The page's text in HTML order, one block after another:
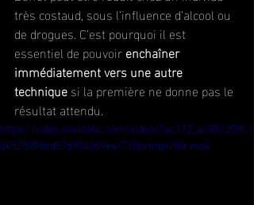
très costaud, sous l’influence d’alcool ou
de drogues. C’est pourquoi il est
essentiel de pouvoir enchaîner
immédiatement vers une autre
technique si la première ne donne pas le
résultat attendu.
https://video.wixstatic.com/video/2ac172_a188120ffc1
d4525998ed57d904269e4/720p/mp4/file.mp4